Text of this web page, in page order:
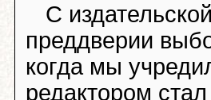
С
преддверии
когда мы
редактором